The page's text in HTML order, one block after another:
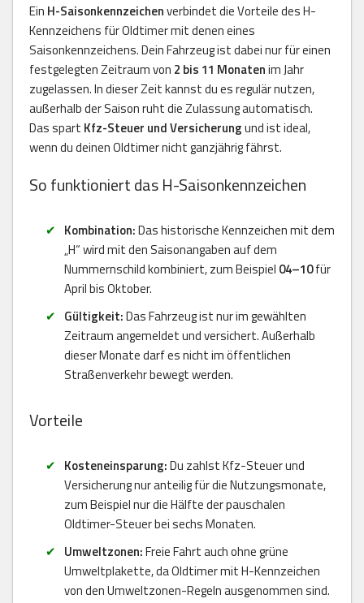
Ein H-Saisonkennzeichenverbindet die Vorteile des H-
Kennzeichens für Oldtimer mit denen eines
Saisonkennzeichens. Dein Fahrzeug ist dabei nur für einen
festgelegten Zeitraum von 2 bis 11 Monatenim Jahr
zugelassen. In dieser Zeit kannst du es regulär nutzen,
außerhalb der Saison ruht die Zulassung automatisch.
Das spart Kfz-Steuer und Versicherungund ist ideal,
wenn du deinen Oldtimer nicht ganzjährig fährst.
So funktioniert das H-Saisonkennzeichen
Kombination:Das historische Kennzeichen mit dem
„H“ wird mit den Saisonangaben auf dem
Nummernschild kombiniert, zum Beispiel 04–10für
April bis Oktober.
Gültigkeit:Das Fahrzeug ist nur im gewählten
Zeitraum angemeldet und versichert. Außerhalb
dieser Monate darf es nicht im öffentlichen
Straßenverkehr bewegt werden.
Vorteile
Kosteneinsparung:Du zahlst Kfz-Steuer und
Versicherung nur anteilig für die Nutzungsmonate,
zum Beispiel nur die Hälfte der pauschalen
Oldtimer-Steuer bei sechs Monaten.
Umweltzonen:Freie Fahrt auch ohne grüne
Umweltplakette, da Oldtimer mit H-Kennzeichen
von den Umweltzonen-Regeln ausgenommen sind.